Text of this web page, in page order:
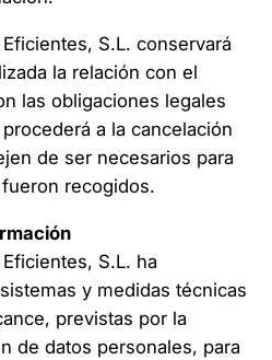
S.L. conservará
la relación con el
las obligaciones legales
a la cancelación
de ser necesarios para
recogidos.
S.L. ha
y medidas técnicas
previstas por la
de datos personales, para